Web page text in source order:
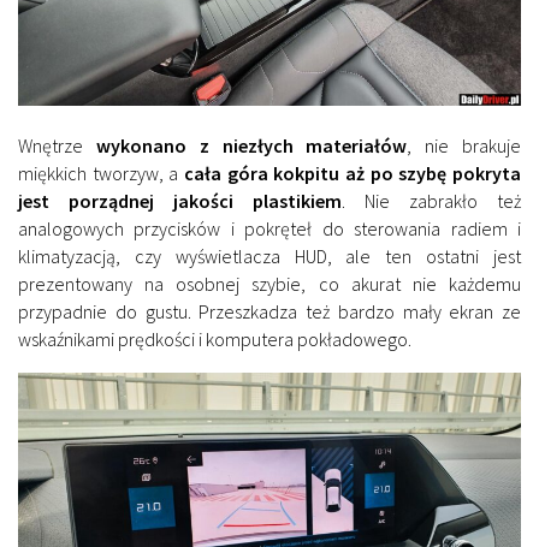
Wnętrze wykonano z niezłych materiałów, nie brakuje
miękkich tworzyw, a cała góra kokpitu aż po szybę pokryta
jest porządnej jakości plastikiem. Nie zabrakło też
analogowych przycisków i pokręteł do sterowania radiem i
klimatyzacją, czy wyświetlacza HUD, ale ten ostatni jest
prezentowany na osobnej szybie, co akurat nie każdemu
przypadnie do gustu. Przeszkadza też bardzo mały ekran ze
wskaźnikami prędkości i komputera pokładowego.